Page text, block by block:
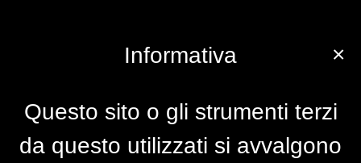
×
Informativa
Questo sito o gli strumenti terzi
da questo utilizzati si avvalgono